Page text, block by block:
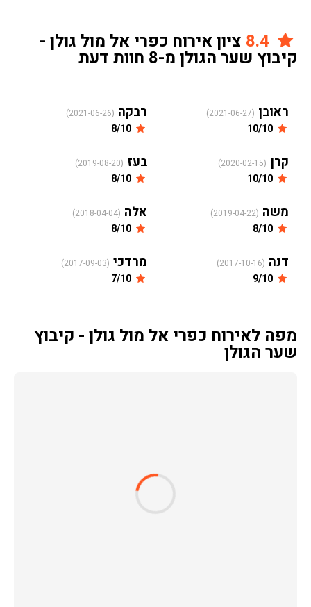
ציון אירוח כפרי אל מול גולן -
קיבוץ שער הגולן מ-8 חוות דעת
ראובן (2021-06-27) רבקה (2021-06-26)
קרן (2020-02-15) בעז (2019-08-20)
משה (2019-04-22) אלה (2018-04-04)
דנה (2017-10-16) מרדכי (2017-09-03)
מפה לאירוח כפרי אל מול גולן - קיבוץ
שער הגולן